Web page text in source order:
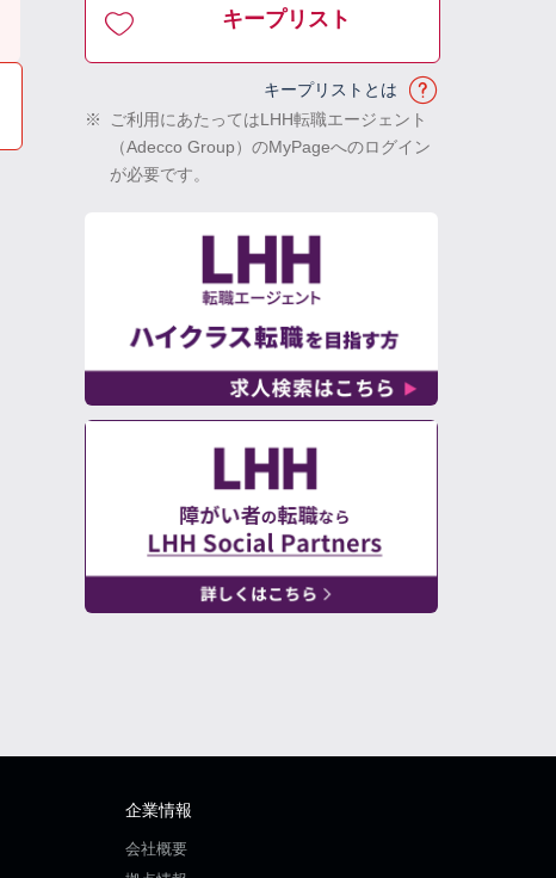
キープリスト
キープリストとは
※
ご利用にあたってはLHH転職エージェント
（Adecco Group）のMyPageへのログイン
が必要です。
企業情報
会社概要